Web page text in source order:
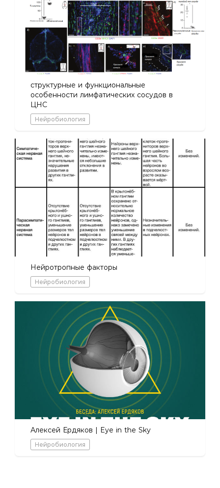
структурные и функциональные
особенности лимфатических сосудов в
ЦНС
Нейробиология
Нейротропные факторы
Нейробиология
Алексей Ердяков | Eye in the Sky
Нейробиология